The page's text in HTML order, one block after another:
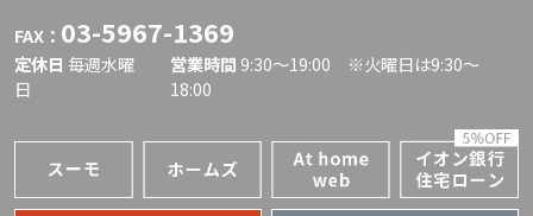
FAX： 03-5967-1369
定休日 毎週水曜
日
営業時間 9:30〜19:00 ※火曜日は9:30～
18:00